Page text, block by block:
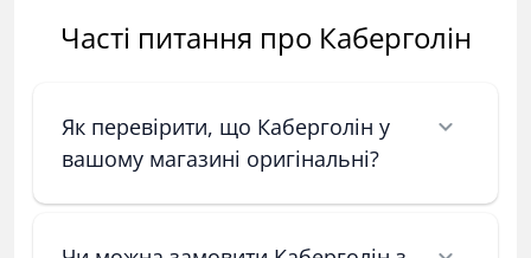
Часті питання про Каберголін
Як перевірити, що Каберголін у
вашому магазині оригінальні?